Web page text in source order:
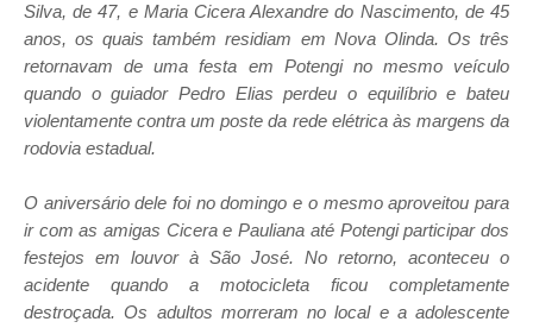
Silva, de 47, e Maria Cicera Alexandre do Nascimento, de 45
anos, os quais também residiam em Nova Olinda. Os três
retornavam de uma festa em Potengi no mesmo veículo
quando o guiador Pedro Elias perdeu o equilíbrio e bateu
violentamente contra um poste da rede elétrica às margens da
rodovia estadual.
O aniversário dele foi no domingo e o mesmo aproveitou para
ir com as amigas Cicera e Pauliana até Potengi participar dos
festejos em louvor à São José. No retorno, aconteceu o
acidente quando a motocicleta ficou completamente
destroçada. Os adultos morreram no local e a adolescente